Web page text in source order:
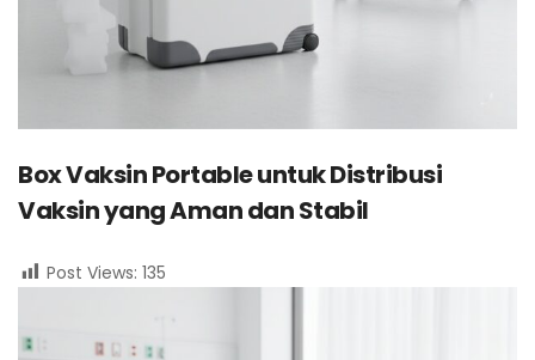
Box Vaksin Portable untuk Distribusi
Vaksin yang Aman dan Stabil
Post Views: 135